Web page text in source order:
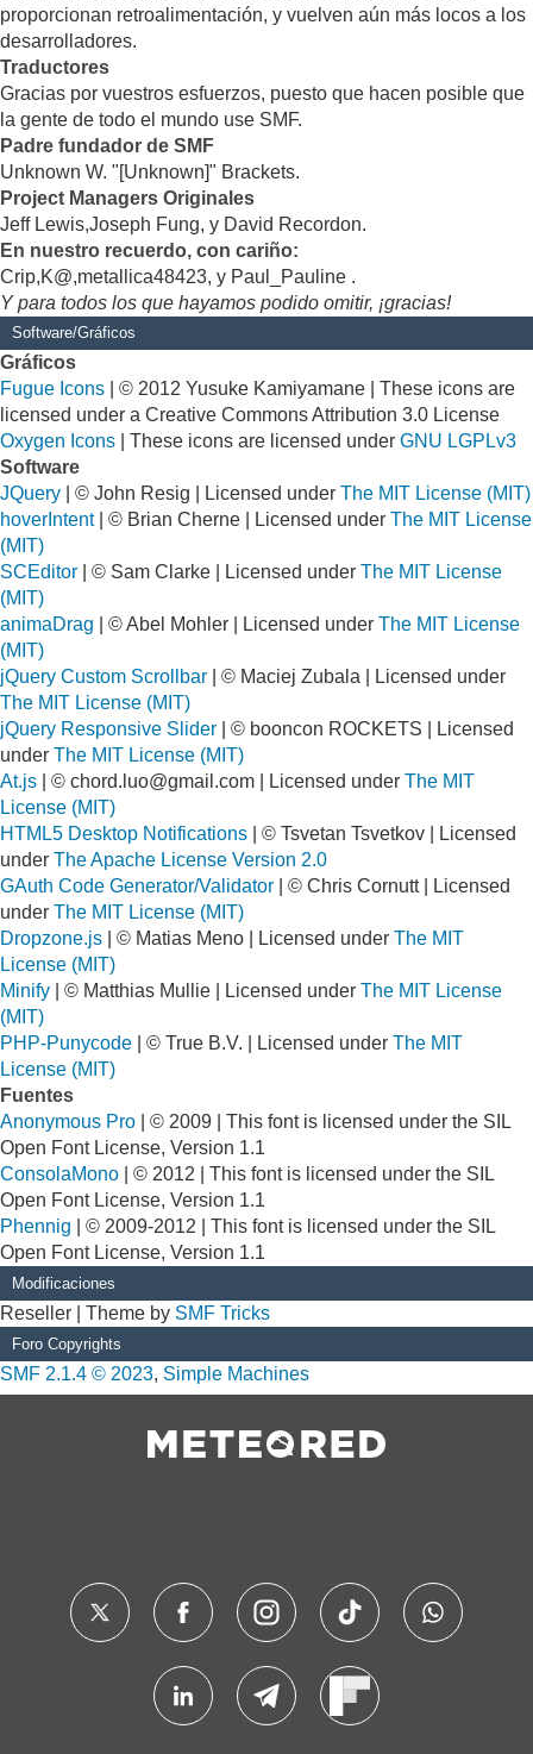
proporcionan retroalimentación, y vuelven aún más locos a los
desarrolladores.
Traductores
Gracias por vuestros esfuerzos, puesto que hacen posible que
la gente de todo el mundo use SMF.
Padre fundador de SMF
Unknown W. "[Unknown]" Brackets.
Project Managers Originales
Jeff Lewis,Joseph Fung, y David Recordon.
En nuestro recuerdo, con cariño:
Crip,K@,metallica48423, y Paul_Pauline .
Y para todos los que hayamos podido omitir, ¡gracias!
Software/Gráficos
Gráficos
Fugue Icons | © 2012 Yusuke Kamiyamane | These icons are
licensed under a Creative Commons Attribution 3.0 License
Oxygen Icons | These icons are licensed under GNU LGPLv3
Software
JQuery | © John Resig | Licensed under The MIT License (MIT)
hoverIntent| © Brian Cherne | Licensed under The MIT License
(MIT)
SCEditor | © Sam Clarke | Licensed under The MIT License
(MIT)
animaDrag | © Abel Mohler | Licensed under The MIT License
(MIT)
jQuery Custom Scrollbar | © Maciej Zubala | Licensed under
The MIT License (MIT)
jQuery Responsive Slider | © booncon ROCKETS | Licensed
under The MIT License (MIT)
At.js | © chord.luo@gmail.com | Licensed under The MIT
License (MIT)
HTML5 Desktop Notifications | © Tsvetan Tsvetkov | Licensed
under The Apache License Version 2.0
GAuth Code Generator/Validator | © Chris Cornutt | Licensed
under The MIT License (MIT)
Dropzone.js | © Matias Meno | Licensed under The MIT
License (MIT)
Minify | © Matthias Mullie | Licensed under The MIT License
(MIT)
PHP-Punycode | © True B.V. | Licensed under The MIT
License (MIT)
Fuentes
Anonymous Pro | © 2009 | This font is licensed under the SIL
Open Font License, Version 1.1
ConsolaMono | © 2012 | This font is licensed under the SIL
Open Font License, Version 1.1
Phennig | © 2009-2012 | This font is licensed under the SIL
Open Font License, Version 1.1
Modificaciones
Reseller | Theme by SMF Tricks
Foro Copyrights
SMF 2.1.4 © 2023, Simple Machines